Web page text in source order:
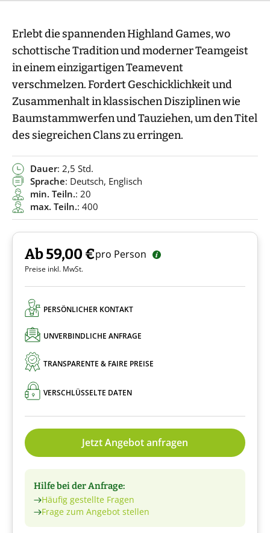
Erlebt die spannenden Highland Games, wo
schottische Tradition und moderner Teamgeist
in einem einzigartigen Teamevent
verschmelzen. Fordert Geschicklichkeit und
Zusammenhalt in klassischen Disziplinen wie
Baumstammwerfen und Tauziehen, um den Titel
des siegreichen Clans zu erringen.
Dauer: 2,5 Std.
Sprache: Deutsch, Englisch
min. Teiln.: 20
max. Teiln.: 400
Ab 59,00 €pro Person
Preise inkl. MwSt.
PERSÖNLICHER KONTAKT
UNVERBINDLICHE ANFRAGE
TRANSPARENTE & FAIRE PREISE
VERSCHLÜSSELTE DATEN
Jetzt Angebot anfragen
Hilfe bei der Anfrage:
Häufig gestellte Fragen
Frage zum Angebot stellen